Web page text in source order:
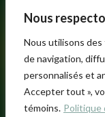
Nous
Nous utilisons
de navigation,
personnalisés et
Accepter tout »,
témoins. Politique